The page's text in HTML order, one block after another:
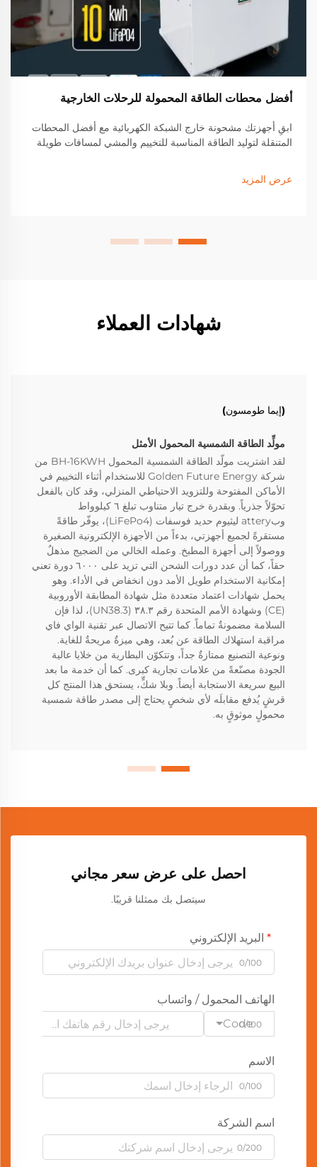
أفضل محطات الطاقة المحمولة للرحلات الخارجية
ابقِ أجهزتك مشحونة خارج الشبكة الكهربائية مع أفضل المحطات
المتنقلة لتوليد الطاقة المناسبة للتخييم والمشي لمسافات طويلة
والطرازات ذات العمر الطويل التي يثق بها محبو الأنشطة الخارجية.
ابحث عن الموديل المثالي لك اليوم.
عرض المزيد
شهادات العملاء
(إيما طومسون)
مولِّد الطاقة الشمسية المحمول الأمثل
لقد اشتريت مولّد الطاقة الشمسية المحمول BH-16KWH من
شركة Golden Future Energy للاستخدام أثناء التخييم في
الأماكن المفتوحة وللتزويد الاحتياطي المنزلي، وقد كان بالفعل
تحوّلاً جذرياً. وبقدرة خرج تيار متناوب تبلغ ٦ كيلوواط
وبattery ليثيوم حديد فوسفات (LiFePo4)، يوفّر طاقةً
مستقرةً لجميع أجهزتي، بدءاً من الأجهزة الإلكترونية الصغيرة
ووصولاً إلى أجهزة المطبخ. وعمله الخالي من الضجيج مذهلٌ
حقاً، كما أن عدد دورات الشحن التي تزيد على ٦٠٠٠ دورة تعني
إمكانية الاستخدام طويل الأمد دون انخفاض في الأداء. وهو
يحمل شهادات اعتماد متعددة مثل شهادة المطابقة الأوروبية
(CE) وشهادة الأمم المتحدة رقم ٣٨.٣ (UN38.3)، لذا فإن
السلامة مضمونةٌ تماماً. كما تتيح الاتصال عبر تقنية الواي فاي
مراقبة استهلاك الطاقة عن بُعد، وهي ميزةٌ مريحةٌ للغاية.
ونوعية التصنيع ممتازةٌ جداً، وتتكوّن البطارية من خلايا عالية
الجودة مصنّعةً من علامات تجارية كبرى. كما أن خدمة ما بعد
البيع سريعة الاستجابة أيضاً. وبلا شكٍّ، يستحق هذا المنتج كل
قرشٍ يُدفع مقابلَه لأي شخصٍ يحتاج إلى مصدر طاقة شمسية
محمولٍ موثوقٍ به.
احصل على عرض سعر مجاني
سيتصل بك ممثلنا قريبًا.
البريد الإلكتروني
0/100
الهاتف المحمول / واتساب
Code
0/100
الاسم
0/100
اسم الشركة
0/200